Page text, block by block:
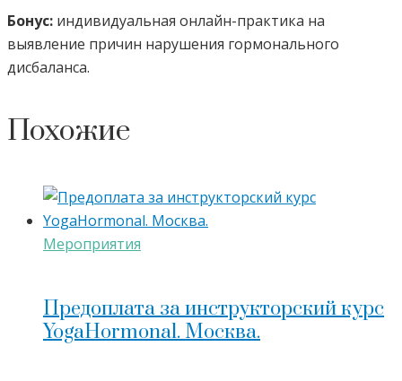
Бонус: индивидуальная онлайн-практика на
выявление причин нарушения гормонального
дисбаланса.
Похожие
Мероприятия
Предоплата за инструкторский курс
YogaHormonal. Москва.